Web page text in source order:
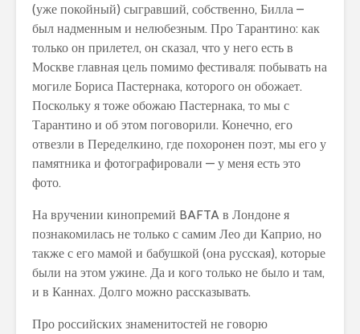
(уже покойный) сыгравший, собственно, Билла –
был надменным и нелюбезным. Про Тарантино: как
только он прилетел, он сказал, что у него есть в
Москве главная цель помимо фестиваля: побывать на
могиле Бориса Пастернака, которого он обожает.
Поскольку я тоже обожаю Пастернака, то мы с
Тарантино и об этом поговорили. Конечно, его
отвезли в Переделкино, где похоронен поэт, мы его у
памятника и фотографировали — у меня есть это
фото.
На вручении кинопремий BAFTA в Лондоне я
познакомилась не только с самим Лео ди Каприо, но
также с его мамой и бабушкой (она русская), которые
были на этом ужине. Да и кого только не было и там,
и в Каннах. Долго можно рассказывать.
Про российских знаменитостей не говорю